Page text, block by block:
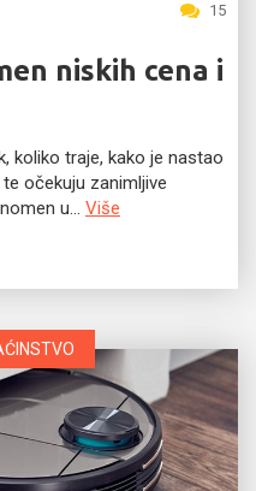
15
niskih cena i
koliko traje, kako je nastao
očekuju zanimljive
u... Više